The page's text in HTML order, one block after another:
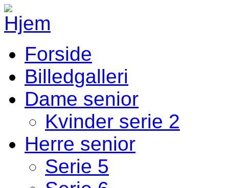
Gå til hovedindhold
Fodbold Menu
Forside
Billedgalleri
Dame senior
Kvinder serie 2
Herre senior
Serie 5